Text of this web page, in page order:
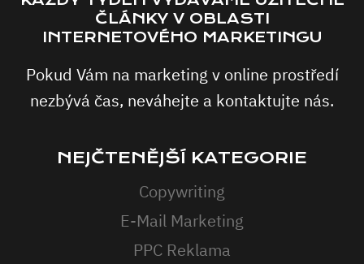
ČLÁNKY V OBLASTI
INTERNETOVÉHO MARKETINGU
Pokud Vám na marketing v online prostředí
nezbývá čas, neváhejte a kontaktujte nás.
NEJČTENĚJŠÍ KATEGORIE
Copywriting
E-Mail Marketing
PPC Reklama